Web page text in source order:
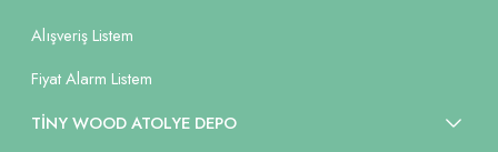
Alışveriş Listem
Fiyat Alarm Listem
TİNY WOOD ATOLYE DEPO